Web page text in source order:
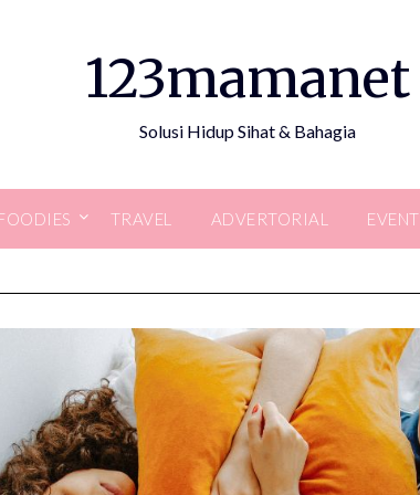
123mamanet
Solusi Hidup Sihat & Bahagia
TRAVEL ADVERTORIAL EVENT